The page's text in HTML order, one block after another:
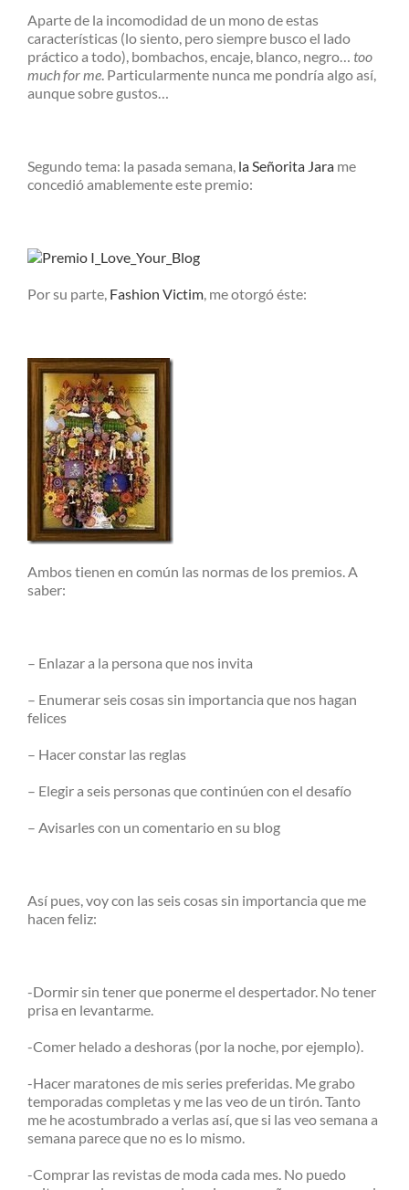
Aparte de la incomodidad de un mono de estas
características (lo siento, pero siempre busco el lado
práctico a todo), bombachos, encaje, blanco, negro… too
much for me . Particularmente nunca me pondría algo así,
aunque sobre gustos…
Segundo tema: la pasada semana, la Señorita Jara me
concedió amablemente este premio:
Por su parte, Fashion Victim , me otorgó éste:
Ambos tienen en común las normas de los premios. A
saber:
– Enlazar a la persona que nos invita
– Enumerar seis cosas sin importancia que nos hagan
felices
– Hacer constar las reglas
– Elegir a seis personas que continúen con el desafío
– Avisarles con un comentario en su blog
Así pues, voy con las seis cosas sin importancia que me
hacen feliz:
-Dormir sin tener que ponerme el despertador. No tener
prisa en levantarme.
-Comer helado a deshoras (por la noche, por ejemplo).
-Hacer maratones de mis series preferidas. Me grabo
temporadas completas y me las veo de un tirón. Tanto
me he acostumbrado a verlas así, que si las veo semana a
semana parece que no es lo mismo.
-Comprar las revistas de moda cada mes. No puedo